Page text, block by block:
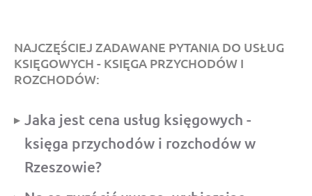
NAJCZĘŚCIEJ ZADAWANE PYTANIA DO USŁUG
KSIĘGOWYCH - KSIĘGA PRZYCHODÓW I
ROZCHODÓW:
Jaka jest cena usług księgowych -
księga przychodów i rozchodów w
Rzeszowie?